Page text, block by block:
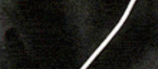
Forestale hanno dato
un’ordinanza di custodia